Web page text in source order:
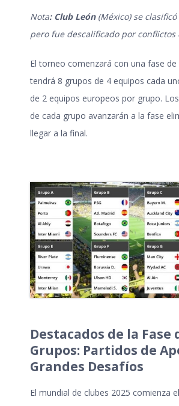
Nota: Club León(México) se
pero fue descalificado por conflictos
El torneo comenzará con una fase de
tendrá 8 grupos de 4 equipos cada
de 2 equipos europeos por grupo.
de cada grupo avanzarán a la fase
llegar a la final.
Destacados de la Fase
Grupos: Partidos de
Grandes Desafíos
El mundial de clubes 2025 comienza